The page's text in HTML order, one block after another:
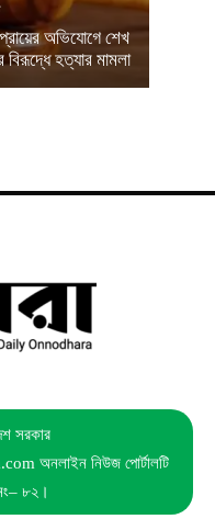
অভিযোগে শেখ
বিরূদ্ধে হত্যার মামলা
সরকার
অনলাইন নিউজ পোর্টালটি
৮২।